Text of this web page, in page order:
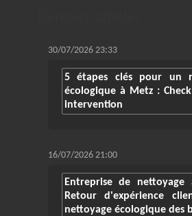
30/07/2026 23:33
5 étapes clés pour un
écologique à Metz :
intervention
16/07/2026 21:00
Entreprise de
Retour d'expérience
nettoyage écologique des